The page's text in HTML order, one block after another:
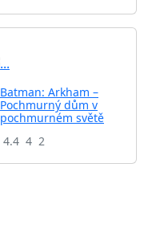
Batman: Arkham –
Pochmurný dům v
pochmurném světě
4.4 4 2